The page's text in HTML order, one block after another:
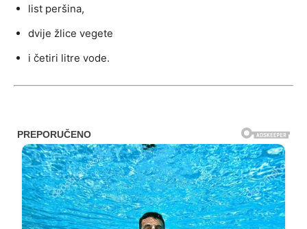
list peršina,
dvije žlice vegete
i četiri litre vode.